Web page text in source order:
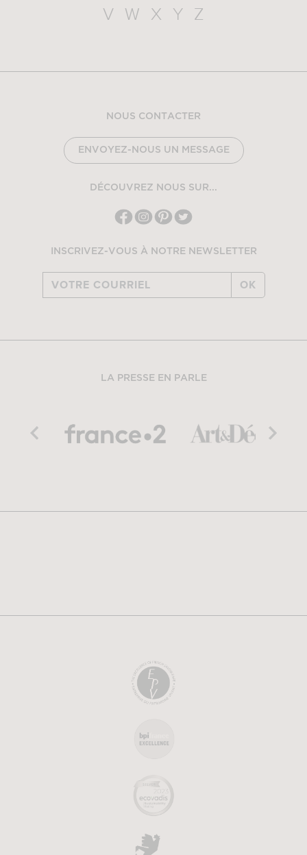
V
W X Y Z
NOUS CONTACTER
ENVOYEZ-NOUS UN MESSAGE
DÉCOUVREZ NOUS SUR...
INSCRIVEZ-VOUS À NOTRE NEWSLETTER
OK
LA PRESSE EN PARLE